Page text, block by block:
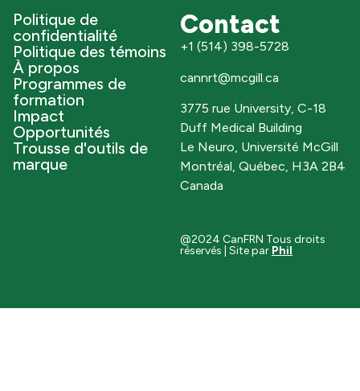
Politique de
confidentialité
Politique des témoins
À propos
Programmes de
formation
Impact
Opportunités
Trousse d'outils de
marque
Contact
+1 (514) 398-5728
cannrt@mcgill.ca
3775 rue University, C-18
Duff Medical Building
Le Neuro, Université McGill
Montréal, Québec, H3A 2B4
Canada
@2024 CanFRN Tous droits
réservés | Site par Phil